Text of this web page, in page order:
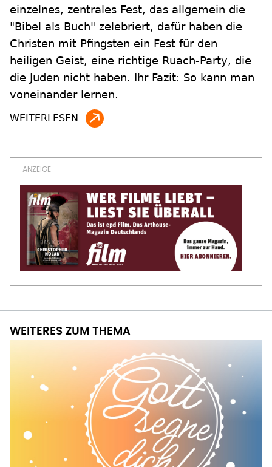
einzelnes, zentrales Fest, das allgemein die
"Bibel als Buch" zelebriert, dafür haben die
Christen mit Pfingsten ein Fest für den
heiligen Geist, eine richtige Ruach-Party, die
die Juden nicht haben. Ihr Fazit: So kann man
voneinander lernen.
WEITERES ZUM THEMA